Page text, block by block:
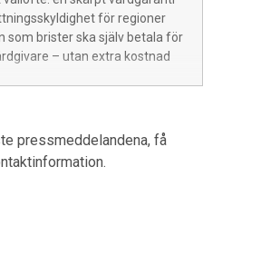
för regioner
som brister ska själv betala för
– utan extra kostnad
pressmeddelandena, få